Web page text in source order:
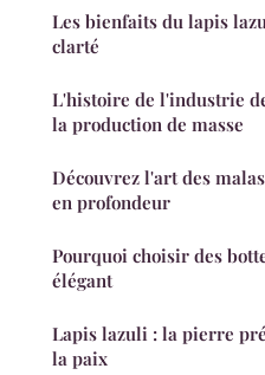
Les bienfaits du lapis
clarté
L'histoire de l'industrie
la production de masse
Découvrez l'art des
en profondeur
Pourquoi choisir des
élégant
Lapis lazuli : la pierre
la paix